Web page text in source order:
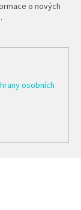
o nových
osobních